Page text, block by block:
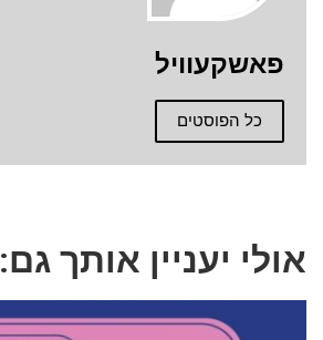
פאשקעוויל
כל הפוסטים
אולי יעניין אותך גם: